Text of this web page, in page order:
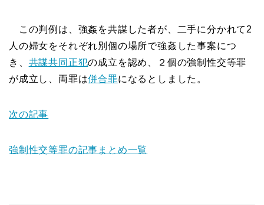
この判例は、強姦を共謀した者が、二手に分かれて2
人の婦女をそれぞれ別個の場所で強姦した事案につ
き、 共謀共同正犯の成立を認め、２個の強制性交等罪
が成立し、両罪は併合罪になるとしました。
次の記事
強制性交等罪の記事まとめ一覧